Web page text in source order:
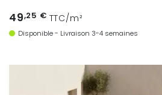
49,25 € TTC/m²
Disponible - Livraison 3-4 semaines